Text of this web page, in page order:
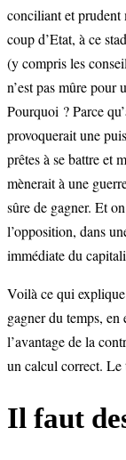
conciliant et prudent
coup d’Etat, à ce
(y compris les
n’est pas mûre pour
Pourquoi ? Parce
provoquerait une
prêtes à se battre et
mènerait à une
sûre de gagner. Et
l’opposition, dans
immédiate du
Voilà ce qui
gagner du temps,
l’avantage de la
un calcul correct. Le
Il faut